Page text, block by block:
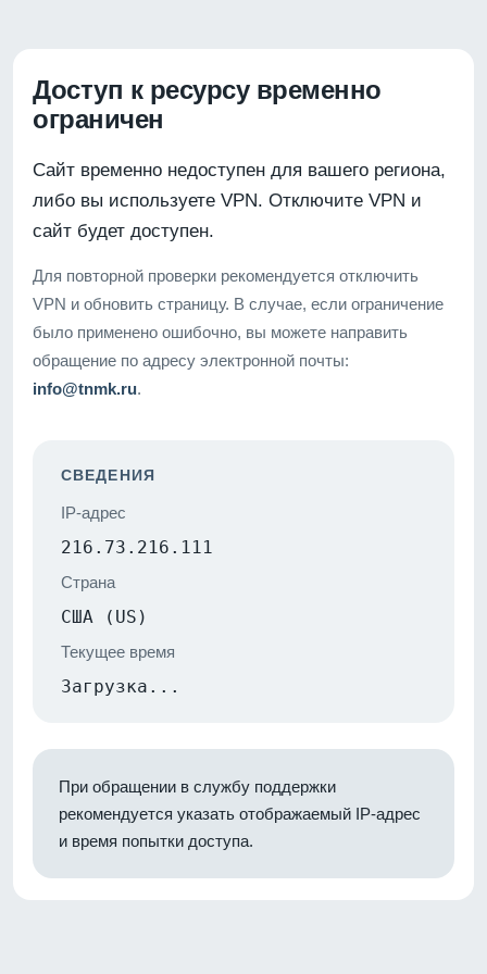
Доступ к ресурсу временно
ограничен
Сайт временно недоступен для вашего региона,
либо вы используете VPN. Отключите VPN и
сайт будет доступен.
Для повторной проверки рекомендуется отключить
VPN и обновить страницу. В случае, если ограничение
было применено ошибочно, вы можете направить
обращение по адресу электронной почты:
info@tnmk.ru.
СВЕДЕНИЯ
IP-адрес
216.73.216.111
Страна
США (US)
Текущее время
Загрузка...
При обращении в службу поддержки
рекомендуется указать отображаемый IP-адрес
и время попытки доступа.